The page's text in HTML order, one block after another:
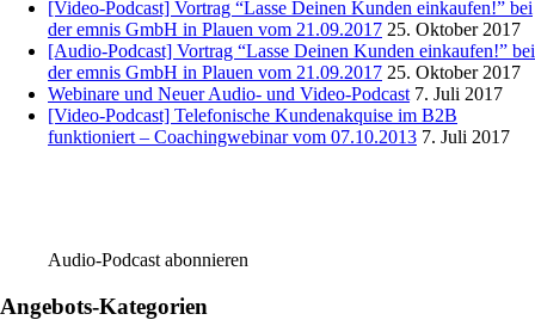
[Video-Podcast] Vortrag “Lasse Deinen Kunden einkaufen!” bei
der emnis GmbH in Plauen vom 21.09.2017 25. Oktober 2017
[Audio-Podcast] Vortrag “Lasse Deinen Kunden einkaufen!” bei
der emnis GmbH in Plauen vom 21.09.2017 25. Oktober 2017
Webinare und Neuer Audio- und Video-Podcast 7. Juli 2017
[Video-Podcast] Telefonische Kundenakquise im B2B
funktioniert – Coachingwebinar vom 07.10.2013 7. Juli 2017
Audio-Podcast abonnieren
Angebots-Kategorien